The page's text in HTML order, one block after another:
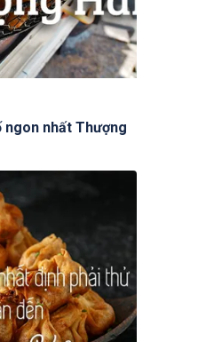
ngon nhất Thượng